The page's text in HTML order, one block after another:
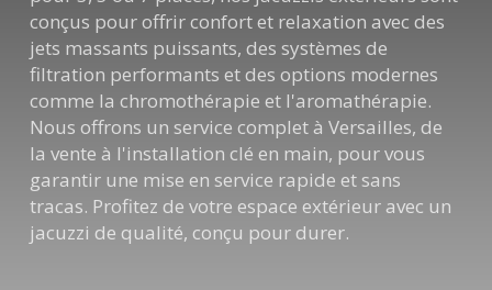
conçus pour offrir confort et relaxation avec des
jets massants puissants, des systèmes de
filtration performants et des options modernes
comme la chromothérapie et l'aromathérapie.
Nous offrons un service complet à Versailles, de
la vente à l'installation clé en main, pour vous
garantir une mise en service rapide et sans
tracas. Profitez de votre espace extérieur avec un
jacuzzi de qualité, conçu pour durer.